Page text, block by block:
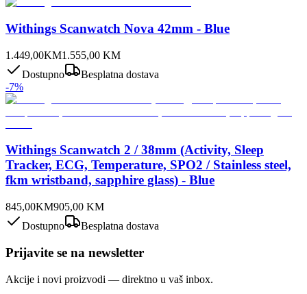
Withings Scanwatch Nova 42mm - Blue
1.449,00KM1.555,00 KM
Dostupno
Besplatna dostava
-7%
Withings Scanwatch 2 / 38mm (Activity, Sleep
Tracker, ECG, Temperature, SPO2 / Stainless steel,
fkm wristband, sapphire glass) - Blue
845,00KM905,00 KM
Dostupno
Besplatna dostava
Prijavite se na newsletter
Akcije i novi proizvodi — direktno u vaš inbox.